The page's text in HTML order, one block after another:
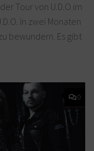
Tour von U.D.O.im
In zwei Monaten
bewundern. Es gibt
0